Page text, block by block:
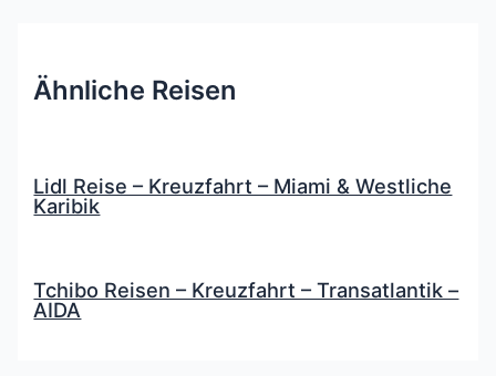
Ähnliche Reisen
Lidl Reise – Kreuzfahrt – Miami & Westliche
Karibik
Tchibo Reisen – Kreuzfahrt – Transatlantik –
AIDA